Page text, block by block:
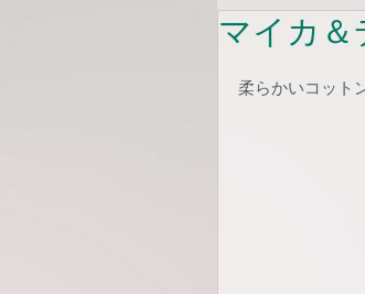
マイカ
柔らかいコット